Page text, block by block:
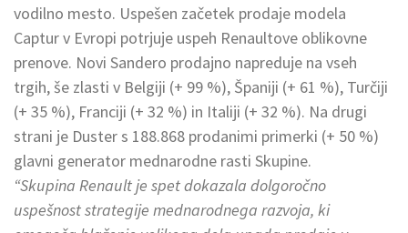
vodilno mesto. Uspešen začetek prodaje modela
Captur v Evropi potrjuje uspeh Renaultove oblikovne
prenove. Novi Sandero prodajno napreduje na vseh
trgih, še zlasti v Belgiji (+ 99 %), Španiji (+ 61 %), Turčiji
(+ 35 %), Franciji (+ 32 %) in Italiji (+ 32 %). Na drugi
strani je Duster s 188.868 prodanimi primerki (+ 50 %)
glavni generator mednarodne rasti Skupine.
“Skupina Renault je spet dokazala dolgoročno
uspešnost strategije mednarodnega razvoja, ki